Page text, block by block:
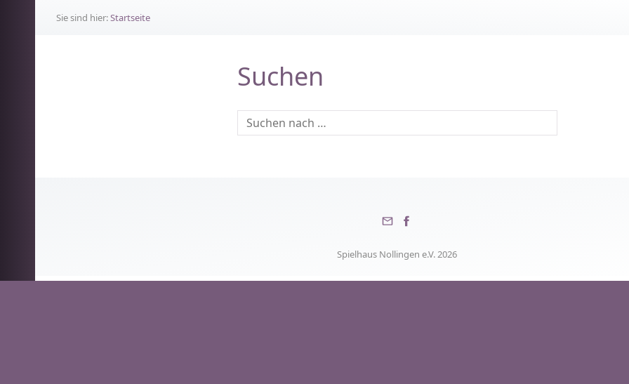
Sie sind hier:Startseite
Suchen
Spielhaus Nollingen e.V. 2026